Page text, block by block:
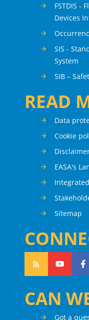
FSTDIS -
Devices
SIS -
System
SIB –
READ
Data
Cookie
EASA's
Sitemap
CAN
Got a